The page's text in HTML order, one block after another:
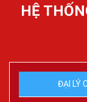
HỆ
ĐẠI LÝ